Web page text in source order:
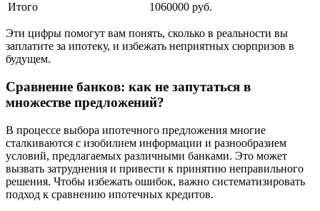
Итого
1060000 руб.
Эти цифры помогут вам понять, сколько в реальности вы
заплатите за ипотеку, и избежать неприятных сюрпризов в
будущем.
Сравнение банков: как не запутаться в
множестве предложений?
В процессе выбора ипотечного предложения многие
сталкиваются с изобилием информации и разнообразием
условий, предлагаемых различными банками. Это может
вызвать затруднения и привести к принятию неправильного
решения. Чтобы избежать ошибок, важно систематизировать
подход к сравнению ипотечных кредитов.